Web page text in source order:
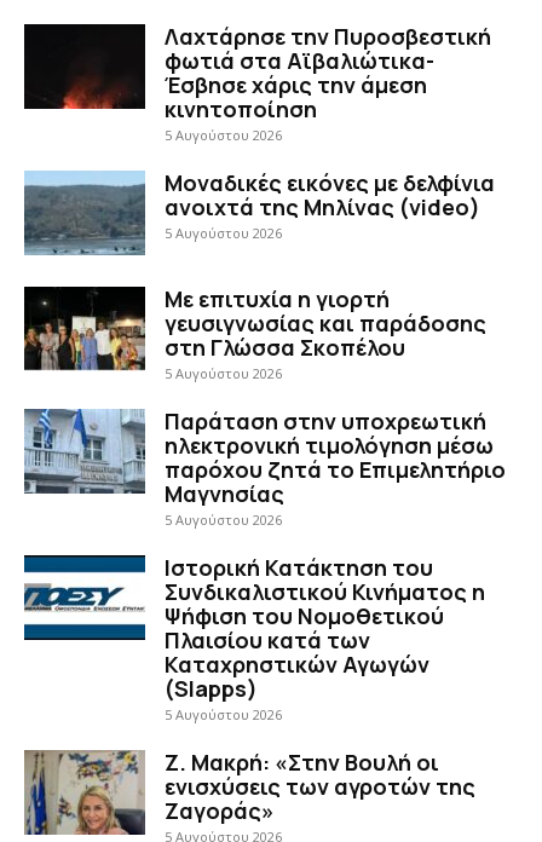
Λαχτάρησε την Πυροσβεστική
φωτιά στα Αϊβαλιώτικα-
Έσβησε χάρις την άμεση
κινητοποίηση
5 Αυγούστου 2026
Μοναδικές εικόνες με δελφίνια
ανοιχτά της Μηλίνας (video)
5 Αυγούστου 2026
Με επιτυχία η γιορτή
γευσιγνωσίας και παράδοσης
στη Γλώσσα Σκοπέλου
5 Αυγούστου 2026
Παράταση στην υποχρεωτική
ηλεκτρονική τιμολόγηση μέσω
παρόχου ζητά το Επιμελητήριο
Μαγνησίας
5 Αυγούστου 2026
Ιστορική Κατάκτηση του
Συνδικαλιστικού Κινήματος η
Ψήφιση του Νομοθετικού
Πλαισίου κατά των
Καταχρηστικών Αγωγών
(Slapps)
5 Αυγούστου 2026
Ζ. Μακρή: «Στην Βουλή οι
ενισχύσεις των αγροτών της
Ζαγοράς»
5 Αυγούστου 2026